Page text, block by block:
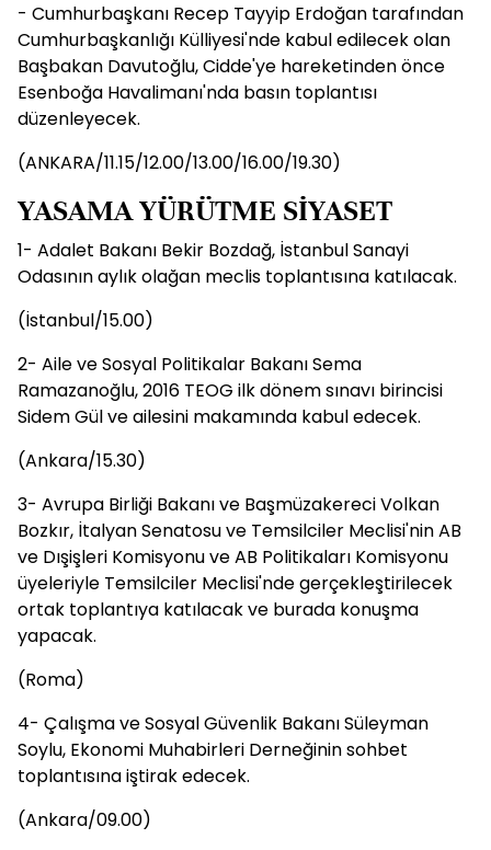
- Cumhurbaşkanı Recep Tayyip Erdoğan tarafından
Cumhurbaşkanlığı Külliyesi'nde kabul edilecek olan
Başbakan Davutoğlu, Cidde'ye hareketinden önce
Esenboğa Havalimanı'nda basın toplantısı
düzenleyecek.
(ANKARA/11.15/12.00/13.00/16.00/19.30)
YASAMA YÜRÜTME SİYASET
1- Adalet Bakanı Bekir Bozdağ, İstanbul Sanayi
Odasının aylık olağan meclis toplantısına katılacak.
(İstanbul/15.00)
2- Aile ve Sosyal Politikalar Bakanı Sema
Ramazanoğlu, 2016 TEOG ilk dönem sınavı birincisi
Sidem Gül ve ailesini makamında kabul edecek.
(Ankara/15.30)
3- Avrupa Birliği Bakanı ve Başmüzakereci Volkan
Bozkır, İtalyan Senatosu ve Temsilciler Meclisi'nin AB
ve Dışişleri Komisyonu ve AB Politikaları Komisyonu
üyeleriyle Temsilciler Meclisi'nde gerçekleştirilecek
ortak toplantıya katılacak ve burada konuşma
yapacak.
(Roma)
4- Çalışma ve Sosyal Güvenlik Bakanı Süleyman
Soylu, Ekonomi Muhabirleri Derneğinin sohbet
toplantısına iştirak edecek.
(Ankara/09.00)